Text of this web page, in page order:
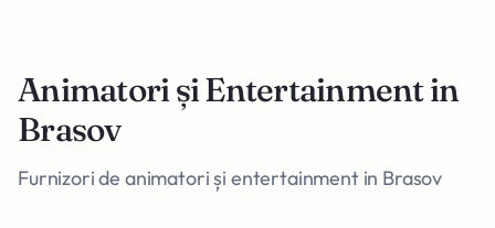
Animatori și Entertainment in
Brasov
Furnizori de animatori și entertainment in Brasov